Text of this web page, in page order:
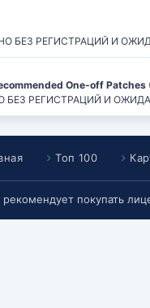
БЕЗ РЕГИСТРАЦИЙ И
One-off Patches
РЕГИСТРАЦИЙ И
Топ 100
рекомендует покупать